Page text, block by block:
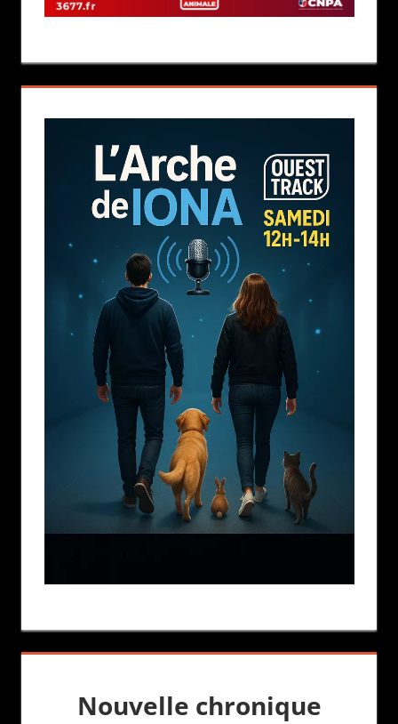
Nouvelle chronique